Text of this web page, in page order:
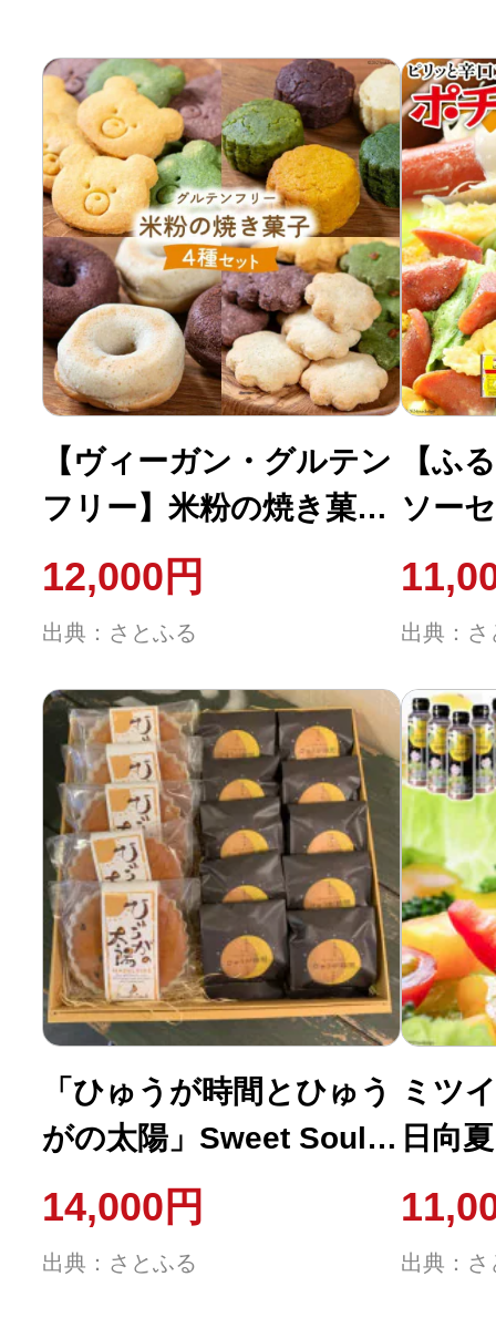
【ヴィーガン・グルテン
フリー】米粉の焼き菓子
詰め合わせセット
12,000円
出典：さとふる
【ふ
ソー
10個
冷蔵
出典：さ
「ひゅうが時間とひゅう
がの太陽」Sweet Soulの
もちもち食感チーズ饅頭
とふんわりマドレーヌ
14,000円
出典：さとふる
ミツ
日向
袋付!
出典：さ